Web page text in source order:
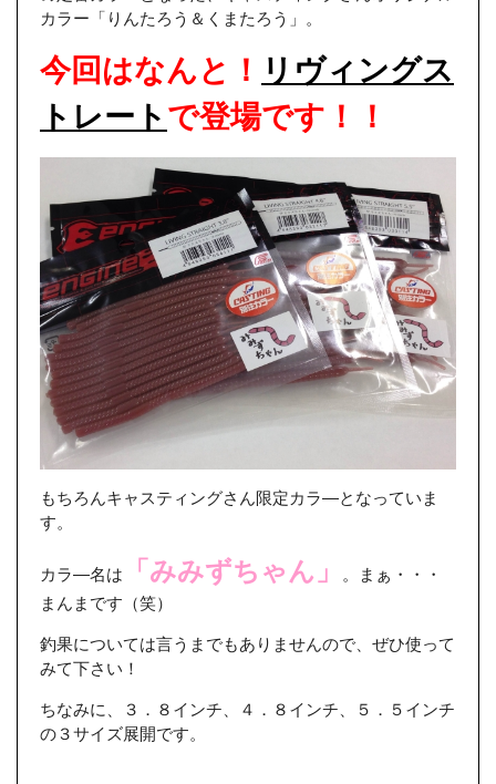
カラー「りんたろう＆くまたろう」。
今回はなんと！ リヴィングス
トレート で登場です！！
もちろんキャスティングさん限定カラ―となっていま
す。
カラ―名は 「みみずちゃん」
。まぁ・・・
まんまです（笑）
釣果については言うまでもありませんので、ぜひ使って
みて下さい！
ちなみに、３．８インチ、４．８インチ、５．５インチ
の３サイズ展開です。